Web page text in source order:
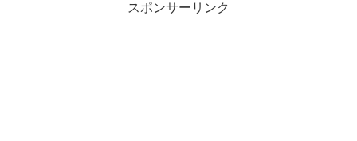
スポンサーリンク